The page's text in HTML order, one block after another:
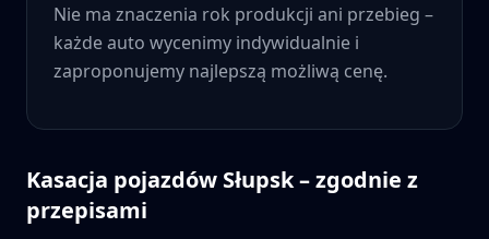
Nie ma znaczenia rok produkcji ani przebieg –
każde auto wycenimy indywidualnie i
zaproponujemy najlepszą możliwą cenę.
Kasacja pojazdów Słupsk– zgodnie z
przepisami